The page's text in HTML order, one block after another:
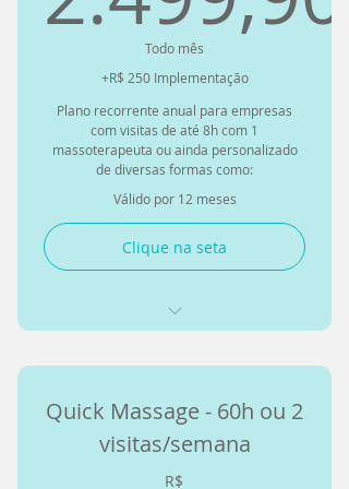
Troque por criolipolse ou Ondas
de Choque
Todo mês
+R$ 250 Implementação
Plano recorrente anual para empresas
com visitas de até 8h com 1
massoterapeuta ou ainda personalizado
de diversas formas como:
Válido por 12 meses
Clique na seta
8h/semana - 30 sessões
Opção de 2 visitas por mês com
2 Massoterapeutas de 8h
Ou ainda 2 visitas por semana
Quick Massage - 60h ou 2
visitas/semana
R$